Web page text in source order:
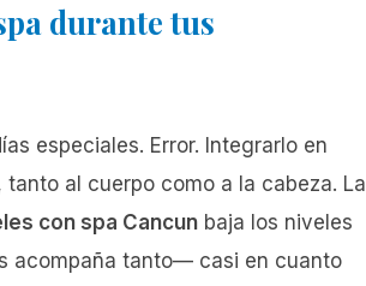
durante tus
especiales. Error. Integrarlo en
al cuerpo como a la cabeza. La
con spa Cancun baja los niveles
acompaña tanto— casi en cuanto